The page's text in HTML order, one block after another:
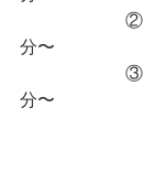
②　21時
分〜
③　23時
分〜